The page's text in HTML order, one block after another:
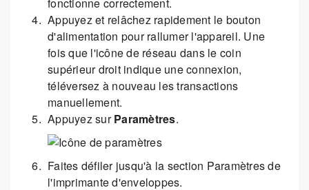
Appuyez et relâchez rapidement le bouton
d'alimentation pour rallumer l'appareil. Une
fois que l'icône de réseau dans le coin
supérieur droit indique une connexion,
téléversez à nouveau les transactions
manuellement.
Appuyez surParamètres.
Faites défiler jusqu'à la section Paramètres de
l'imprimante d'enveloppes.